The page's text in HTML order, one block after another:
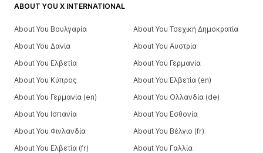
ABOUT YOU X INTERNATIONAL
About You Βουλγαρία
About You Τσεχική Δημοκρατία
About You Δανία
About You Αυστρία
About You Ελβετία
About You Γερμανία
About You Κύπρος
About You Ελβετία (en)
About You Γερμανία (en)
About You Ολλανδία (de)
About You Ισπανία
About You Εσθονία
About You Φινλανδία
About You Βέλγιο (fr)
About You Ελβετία (fr)
About You Γαλλία